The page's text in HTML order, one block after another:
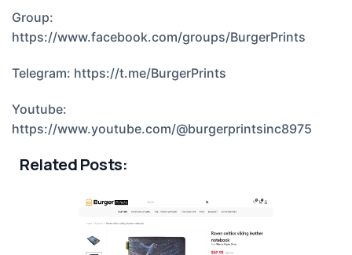
Group:
https://www.facebook.com/groups/BurgerPrints
Telegram: https://t.me/BurgerPrints
Youtube:
https://www.youtube.com/@burgerprintsinc8975
Related Posts: